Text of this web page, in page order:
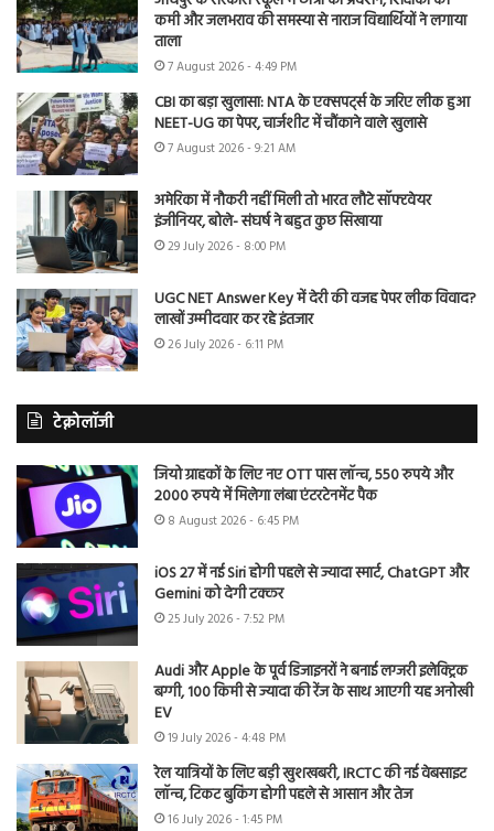
कमी और जलभराव की समस्या से नाराज विद्यार्थियों ने लगाया
ताला
7 August 2026 - 4:49 PM
CBI का बड़ा खुलासा: NTA के एक्सपर्ट्स के जरिए लीक हुआ
NEET-UG का पेपर, चार्जशीट में चौंकाने वाले खुलासे
7 August 2026 - 9:21 AM
अमेरिका में नौकरी नहीं मिली तो भारत लौटे सॉफ्टवेयर
इंजीनियर, बोले- संघर्ष ने बहुत कुछ सिखाया
29 July 2026 - 8:00 PM
UGC NET Answer Key में देरी की वजह पेपर लीक विवाद?
लाखों उम्मीदवार कर रहे इंतजार
26 July 2026 - 6:11 PM
टेक्नोलॉजी
जियो ग्राहकों के लिए नए OTT पास लॉन्च, 550 रुपये और
2000 रुपये में मिलेगा लंबा एंटरटेनमेंट पैक
8 August 2026 - 6:45 PM
iOS 27 में नई Siri होगी पहले से ज्यादा स्मार्ट, ChatGPT और
Gemini को देगी टक्कर
25 July 2026 - 7:52 PM
Audi और Apple के पूर्व डिजाइनरों ने बनाई लग्जरी इलेक्ट्रिक
बग्गी, 100 किमी से ज्यादा की रेंज के साथ आएगी यह अनोखी
EV
19 July 2026 - 4:48 PM
रेल यात्रियों के लिए बड़ी खुशखबरी, IRCTC की नई वेबसाइट
लॉन्च, टिकट बुकिंग होगी पहले से आसान और तेज
16 July 2026 - 1:45 PM